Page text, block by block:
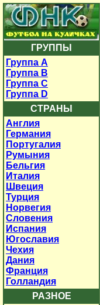
ГРУППЫ
Группа A
Группа B
Группа C
Группа D
СТРАНЫ
Англия
Германия
Португалия
Румыния
Бельгия
Италия
Швеция
Турция
Норвегия
Словения
Испания
Югославия
Чехия
Дания
Франция
Голландия
РАЗНОЕ